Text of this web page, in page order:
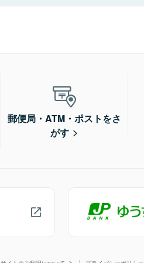
郵便局・ATM・ポストをさ
がす